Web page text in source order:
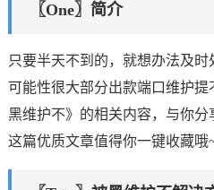
〖One〗简介
只要半天不到的，就想办法及
可能性很大部分出款端口维护
黑维护不》的相关内容，与你分
这篇优质文章值得你一键收藏哦